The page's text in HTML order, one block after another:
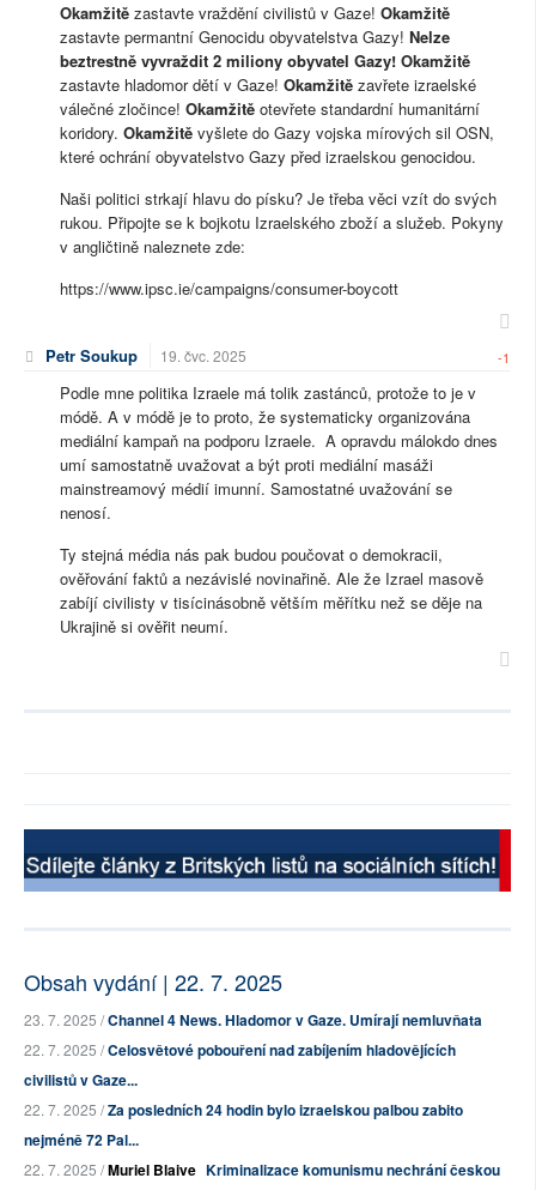
Okamžitě zastavte vraždění civilistů v Gaze! Okamžitě
zastavte permantní Genocidu obyvatelstva Gazy! Nelze
beztrestně vyvraždit 2 miliony obyvatel Gazy! Okamžitě
zastavte hladomor dětí v Gaze! Okamžitě zavřete izraelské
válečné zločince! Okamžitě otevřete standardní humanitární
koridory. Okamžitě vyšlete do Gazy vojska mírových sil OSN,
které ochrání obyvatelstvo Gazy před izraelskou genocidou.
Naši politici strkají hlavu do písku? Je třeba věci vzít do svých
rukou. Připojte se k bojkotu Izraelského zboží a služeb. Pokyny
v angličtině naleznete zde:
https://www.ipsc.ie/campaigns/consumer-boycott
Petr Soukup 19. čvc. 2025 -1
Podle mne politika Izraele má tolik zastánců, protože to je v
módě. A v módě je to proto, že systematicky organizována
mediální kampaň na podporu Izraele. A opravdu málokdo dnes
umí samostatně uvažovat a být proti mediální masáži
mainstreamový médií imunní. Samostatné uvažování se
nenosí.
Ty stejná média nás pak budou poučovat o demokracii,
ověřování faktů a nezávislé novinařině. Ale že Izrael masově
zabíjí civilisty v tisícinásobně větším měřítku než se děje na
Ukrajině si ověřit neumí.
Obsah vydání | 22. 7. 2025
23. 7. 2025 /Channel 4 News. Hladomor v Gaze. Umírají nemluvňata
22. 7. 2025 /Celosvětové pobouření nad zabíjením hladovějících
civilistů v Gaze...
22. 7. 2025 /Za posledních 24 hodin bylo izraelskou palbou zabito
nejméně 72 Pal...
22. 7. 2025 /Muriel Blaive Kriminalizace komunismu nechrání českou